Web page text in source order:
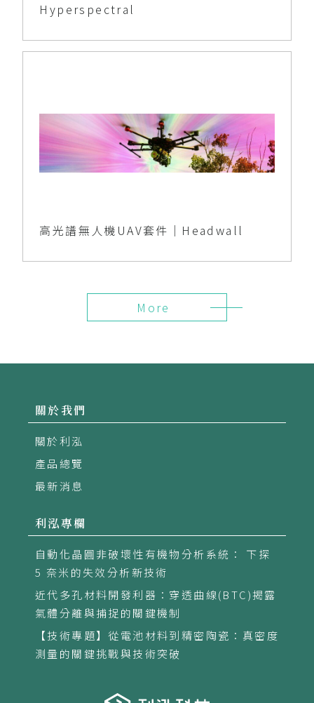
Hyperspectral
高光譜無人機UAV套件｜Headwall
More
關於我們
關於利泓
產品總覽
最新消息
利泓專欄
自動化晶圓非破壞性有機物分析系統： 下探
5 奈米的失效分析新技術
近代多孔材料開發利器：穿透曲線(BTC)揭露
氣體分離與捕捉的關鍵機制
【技術專題】從電池材料到精密陶瓷：真密度
測量的關鍵挑戰與技術突破